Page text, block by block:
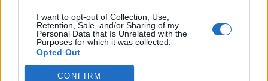
I want to opt-out of Collection, Use,
Retention, Sale, and/or Sharing of my
Personal Data that Is Unrelated with the
Purposes for which it was collected.
Opted Out
CONFIRM
Frosinone 23/08
Juventus